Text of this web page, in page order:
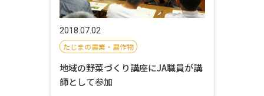
2018.07.02
たじまの農業・農作物
地域の野菜づくり講座にJA職員が講
師として参加